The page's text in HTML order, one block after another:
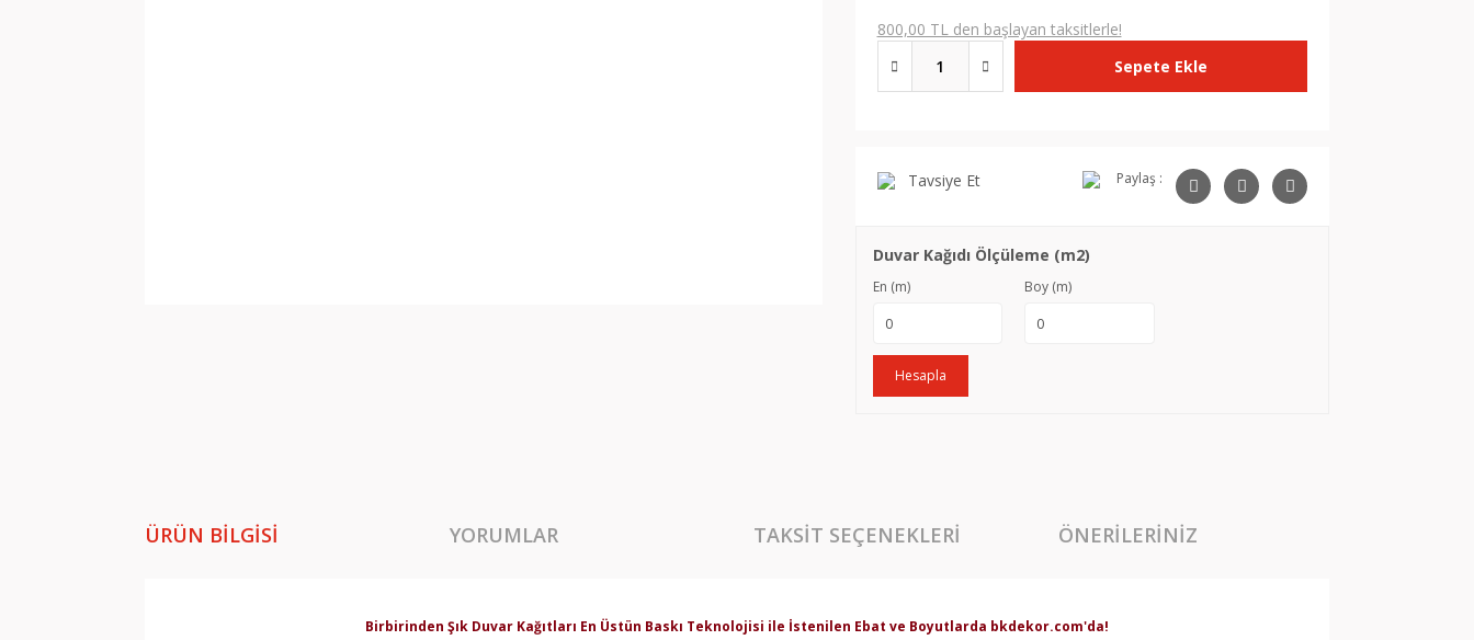
800,00 TL den başlayan taksitlerle!
Sepete Ekle
Tavsiye Et Paylaş :
Duvar Kağıdı Ölçüleme (m2)
En (m) Boy (m)
Hesapla
ÜRÜN BILGISI YORUMLAR TAKSIT SEÇENEKLERI ÖNERILERINIZ
Birbirinden Şık Duvar Kağıtları En Üstün Baskı Teknolojisi ile İstenilen Ebat ve Boyutlarda bkdekor.com'da!